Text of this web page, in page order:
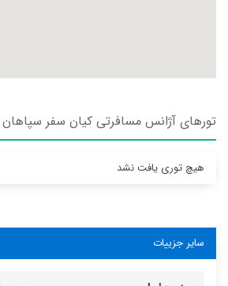
تورهای آژانس مسافرتی كيان سفر سپاهان
هیچ توری یافت نشد
سایر جزییات